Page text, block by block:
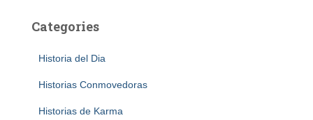
Categories
Historia del Dia
Historias Conmovedoras
Historias de Karma